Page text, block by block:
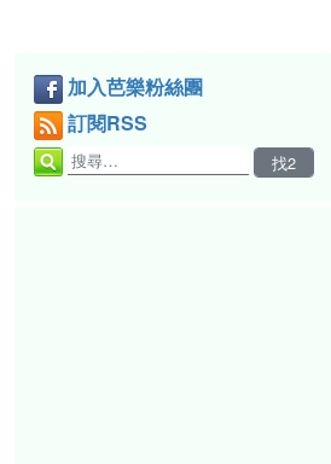
加入芭樂粉絲團
訂閱RSS